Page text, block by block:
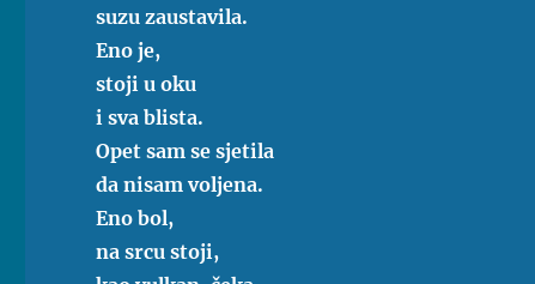
suzu zaustavila.
Eno je,
stoji u oku
i sva blista.
Opet sam se sjetila
da nisam voljena.
Eno bol,
na srcu stoji,